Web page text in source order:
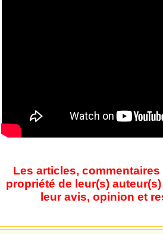
Les articles,
propriété de leur(s)
leur avis, opinion et